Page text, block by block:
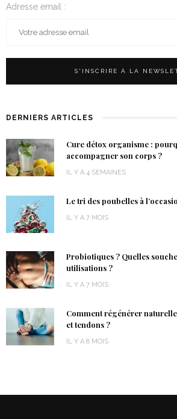
Adresse email :
DERNIERS ARTICLES
Cure détox organisme :
accompagner son corps ?
IL Y A 4 SEMAINES
Le tri des poubelles à
IL Y A 7 MOIS
Probiotiques ? Quelles
utilisations ?
IL Y A 7 MOIS
Comment régénérer
et tendons ?
IL Y A 8 MOIS